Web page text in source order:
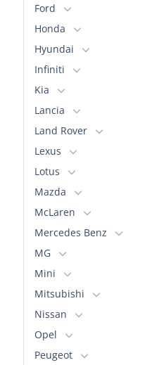
Ford
Honda
Hyundai
Infiniti
Kia
Lancia
Land Rover
Lexus
Lotus
Mazda
McLaren
Mercedes Benz
MG
Mini
Mitsubishi
Nissan
Opel
Peugeot
Añadir
a la
lista de
deseos